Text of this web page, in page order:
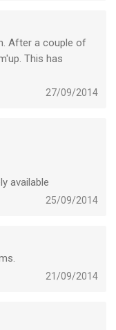
After a couple of
This has
are way too
but then you'll
27/09/2014
available
25/09/2014
21/09/2014